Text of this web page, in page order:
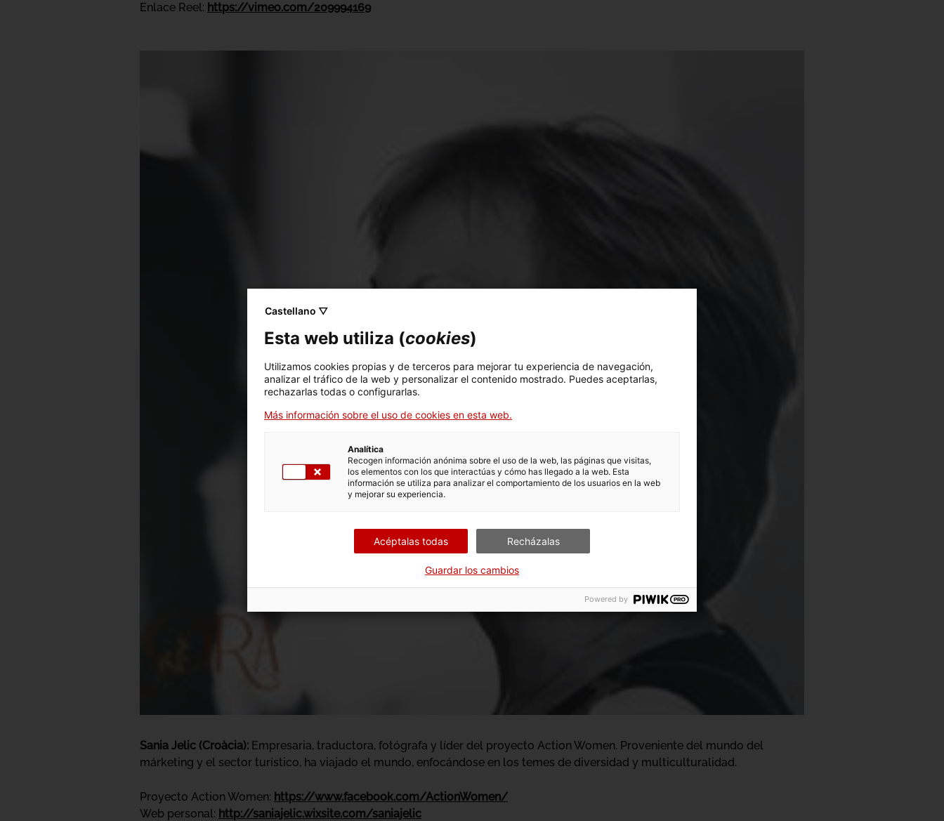
Enlace Reel: https://vimeo.com/209994169
Sania Jelic (Croàcia): Empresaria, traductora, fotógrafa y líder del proyecto Action Women. Proveniente del mundo del
márketing y el sector turístico, ha viajado el mundo, enfocándose en los temes de diversidad y multiculturalidad.
Proyecto Action Women: https://www.facebook.com/ActionWomen/
Web personal: http://saniajelic.wixsite.com/saniajelic
Castellano ▽
Esta web utiliza (cookies)
Utilizamos cookies propias y de terceros para mejorar tu experiencia de navegación,
analizar el tráfico de la web y personalizar el contenido mostrado. Puedes aceptarlas,
rechazarlas todas o configurarlas.
Más información sobre el uso de cookies en esta web.
Analítica
Recogen información anónima sobre el uso de la web, las páginas que visitas,
los elementos con los que interactúas y cómo has llegado a la web. Esta
información se utiliza para analizar el comportamiento de los usuarios en la web
y mejorar su experiencia.
Acéptalas todas Recházalas
Guardar los cambios
Powered by